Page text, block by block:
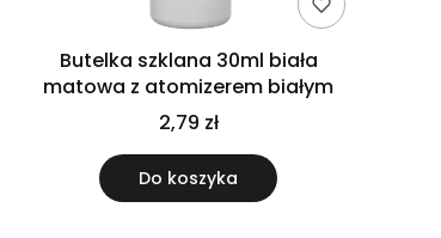
Butelka szklana 30ml biała
matowa z atomizerem białym
2,79 zł
Do koszyka